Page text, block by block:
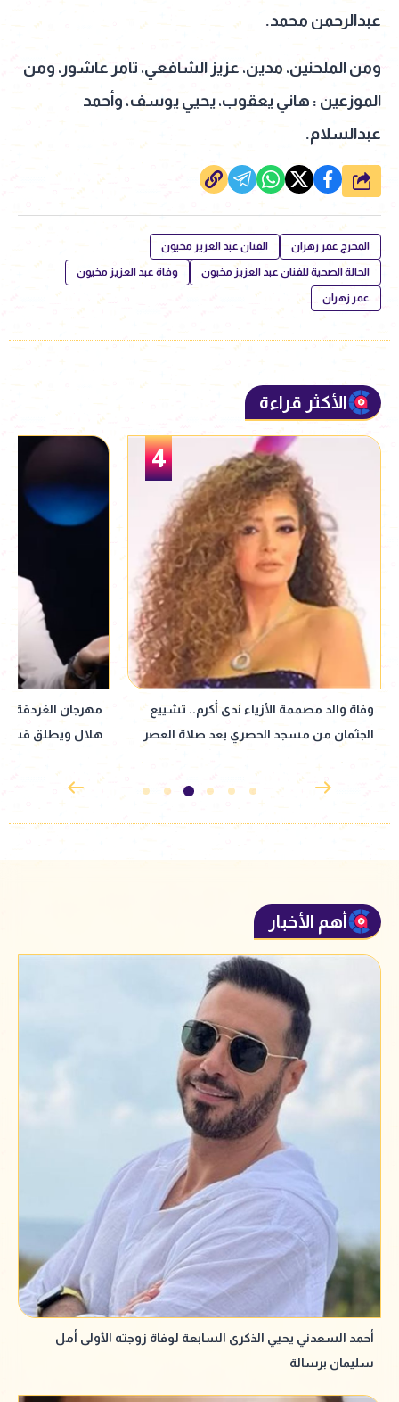
عبدالرحمن محمد.
ومن الملحنين، مدين، عزيز الشافعي، تامر عاشور، ومن
الموزعين : هاني يعقوب، يحيي يوسف، وأحمد
عبدالسلام.
شارك
المخرج عمر زهران الفنان عبد العزيز مخيون
الحالة الصحية للفنان عبد العزيز مخيون وفاة عبد العزيز مخيون
عمر زهران
الأكثر قراءة
5
مهرجان الغردقة لسينما الشباب يكرّم حمادة
هلال ويطلق قسم صوت السينما
هند صبري تكشف
أعتذر عندما
أهم الأخبار
أحمد السعدني يحيي الذكرى السابعة لوفاة زوجته الأولى أمل
سليمان برسالة